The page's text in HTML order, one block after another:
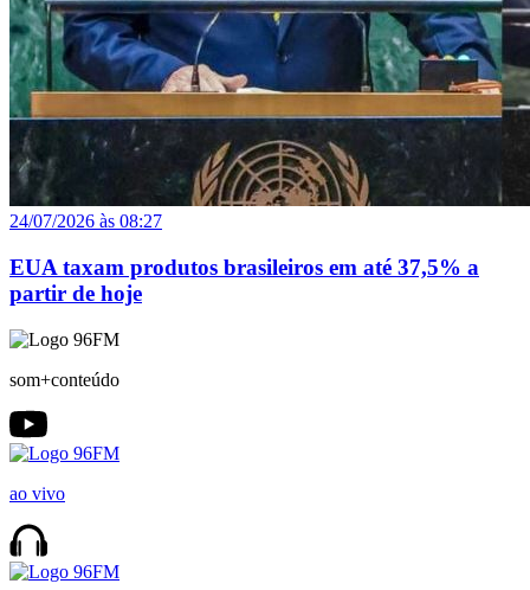
24/07/2026 às 08:27
EUA taxam produtos brasileiros em até 37,5% a
partir de hoje
som+conteúdo
ao vivo